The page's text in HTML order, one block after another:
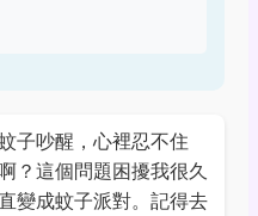
子吵醒，心裡忍不住
？這個問題困擾我很久
變成蚊子派對。記得去